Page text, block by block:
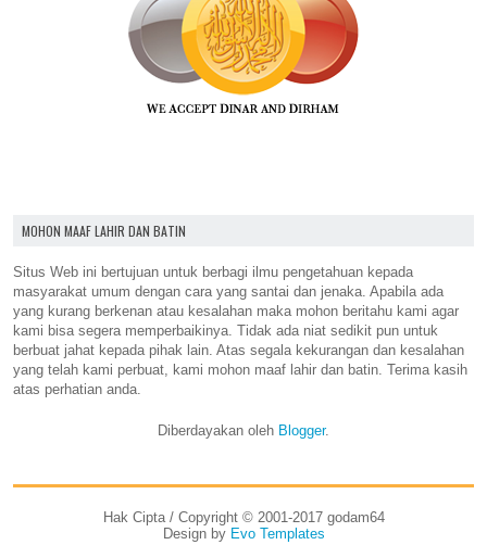
MOHON MAAF LAHIR DAN BATIN
Situs Web ini bertujuan untuk berbagi ilmu pengetahuan kepada
masyarakat umum dengan cara yang santai dan jenaka. Apabila ada
yang kurang berkenan atau kesalahan maka mohon beritahu kami agar
kami bisa segera memperbaikinya. Tidak ada niat sedikit pun untuk
berbuat jahat kepada pihak lain. Atas segala kekurangan dan kesalahan
yang telah kami perbuat, kami mohon maaf lahir dan batin. Terima kasih
atas perhatian anda.
Diberdayakan oleh Blogger.
Hak Cipta / Copyright © 2001-2017 godam64
Design by Evo Templates